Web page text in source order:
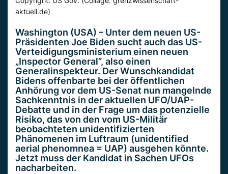
aktuell.de)
Washington (USA) – Unter dem neuen US-
Präsidenten Joe Biden sucht auch das US-
Verteidigungsministerium einen neuen
„Inspector General”, also einen
Generalinspekteur. Der Wunschkandidat
Bidens offenbarte bei der öffentlichen
Anhörung vor dem US-Senat nun mangelnde
Sachkenntnis in der aktuellen UFO/UAP-
Debatte und in der Frage um das potenzielle
Risiko, das von den vom US-Militär
beobachteten unidentifizierten
Phänomenen im Luftraum (unidentified
aerial phenomnea = UAP) ausgehen könnte.
Jetzt muss der Kandidat in Sachen UFOs
nacharbeiten.